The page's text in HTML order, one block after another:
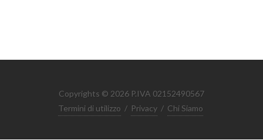
Copyrights © 2026 P.IVA 02152490567
Termini di utilizzo / Privacy / Chi Siamo